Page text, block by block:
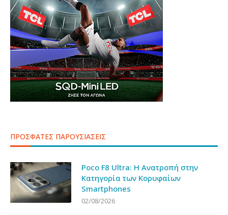
ΠΡΟΣΦΑΤΕΣ ΠΑΡΟΥΣΙΑΣΕΙΣ
Poco F8 Ultra: Η Ανατροπή στην
Κατηγορία των Κορυφαίων
Smartphones
02/08/2026